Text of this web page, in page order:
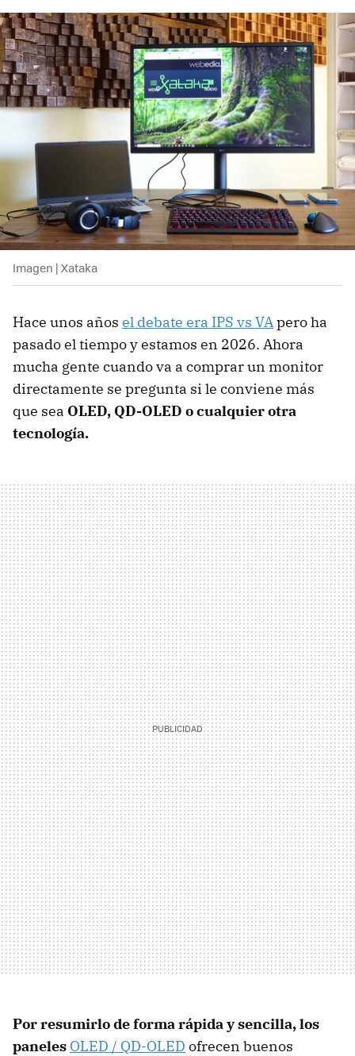
Imagen | Xataka
Hace unos años el debate era IPS vs VApero ha
pasado el tiempo y estamos en 2026. Ahora
mucha gente cuando va a comprar un monitor
directamente se pregunta si le conviene más
que sea OLED, QD-OLED o cualquier otra
tecnología.
Por resumirlo de forma rápida y sencilla, los
paneles OLED / QD-OLED ofrecen buenos